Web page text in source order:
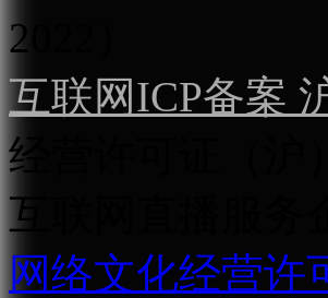
2022）
互联网ICP备案
经营许可证（沪
互联网直播服务
网络文化经营许